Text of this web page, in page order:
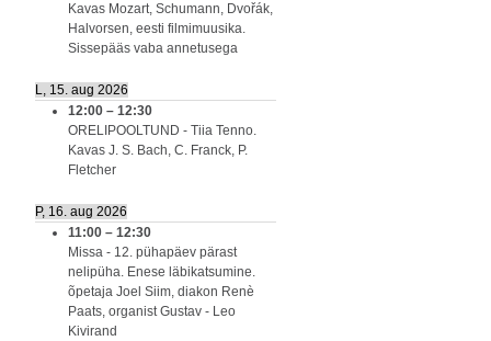
Kavas Mozart, Schumann, Dvořák,
Halvorsen, eesti filmimuusika.
Sissepääs vaba annetusega
L, 15. aug 2026
12:00 – 12:30
ORELIPOOLTUND - Tiia Tenno.
Kavas J. S. Bach, C. Franck, P.
Fletcher
P, 16. aug 2026
11:00 – 12:30
Missa - 12. pühapäev pärast
nelipüha. Enese läbikatsumine.
õpetaja Joel Siim, diakon Renè
Paats, organist Gustav - Leo
Kivirand